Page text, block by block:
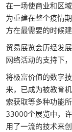
在一场使商业和区
为重建在整个疫情
方在最需要的时候
贸易展览会历经发
网络活动的支持下
将极富价值的数字
来，已成为被教育
索获取等多种功能
33000个展览中，
用了一流的技术来